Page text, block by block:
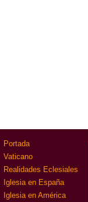
Portada
Vaticano
Realidades Eclesiales
Iglesia en España
Iglesia en América